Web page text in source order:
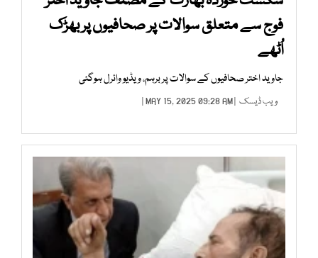
فوج سے متعلق سوالات پر صحافیوں پر بھڑک
اُٹھے
جاوید اختر صحافیوں کے سوالات پر برہم، ویڈیو وائرل ہوگئی
ویب ڈیسک | MAY 15, 2025 09:28 AM |